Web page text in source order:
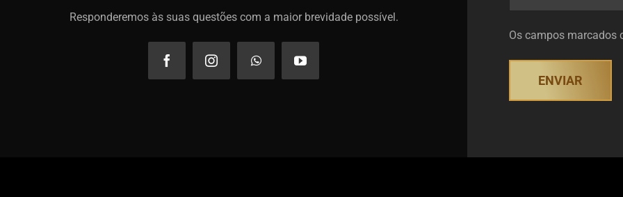
Responderemos às suas questões com a maior brevidade possível.
Os campos marcados